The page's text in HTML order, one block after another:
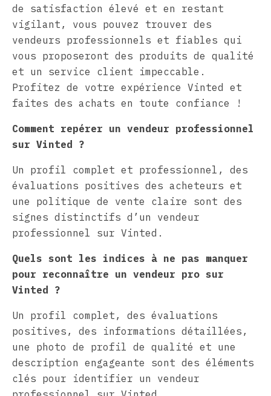
de satisfaction élevé et en restant
vigilant, vous pouvez trouver des
vendeurs professionnels et fiables qui
vous proposeront des produits de qualité
et un service client impeccable.
Profitez de votre expérience Vinted et
faites des achats en toute confiance !
Comment repérer un vendeur professionnel
sur Vinted ?
Un profil complet et professionnel, des
évaluations positives des acheteurs et
une politique de vente claire sont des
signes distinctifs d’un vendeur
professionnel sur Vinted.
Quels sont les indices à ne pas manquer
pour reconnaître un vendeur pro sur
Vinted ?
Un profil complet, des évaluations
positives, des informations détaillées,
une photo de profil de qualité et une
description engageante sont des éléments
clés pour identifier un vendeur